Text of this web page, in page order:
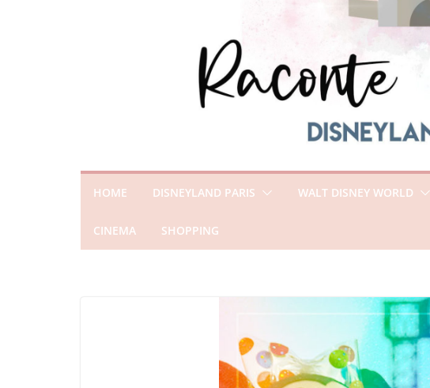
HOME DISNEYLAND PARIS WALT DISNEY WORLD
CINEMA SHOPPING